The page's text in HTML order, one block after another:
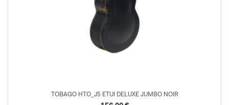
TOBAGO HTO_J5 ETUI DELUXE JUMBO NOIR